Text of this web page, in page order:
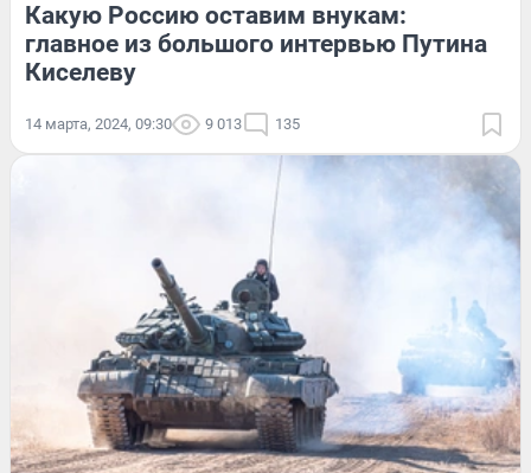
Какую Россию оставим внукам:
главное из большого интервью Путина
Киселеву
14 марта, 2024, 09:30 9 013 135